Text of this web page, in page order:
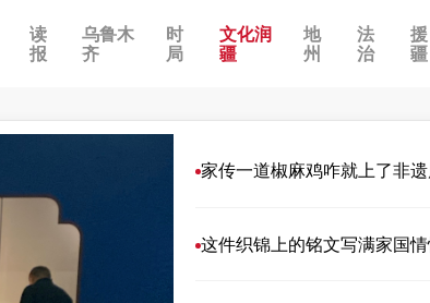
读
报
乌鲁木
齐
时
局
文化润
疆
地
州
法
治
援
疆
家传一道椒麻鸡咋就上了非遗
这件织锦上的铭文写满家国